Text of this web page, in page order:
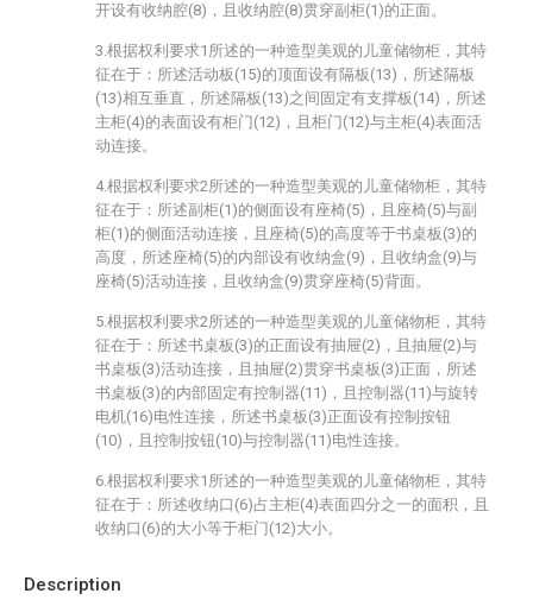
Description
开设有收纳腔(8)，且收纳腔(8)贯穿副柜(1)的正面。
3.根据权利要求1所述的一种造型美观的儿童储物柜，其特
征在于：所述活动板(15)的顶面设有隔板(13)，所述隔板
(13)相互垂直，所述隔板(13)之间固定有支撑板(14)，所述
主柜(4)的表面设有柜门(12)，且柜门(12)与主柜(4)表面活
动连接。
4.根据权利要求2所述的一种造型美观的儿童储物柜，其特
征在于：所述副柜(1)的侧面设有座椅(5)，且座椅(5)与副
柜(1)的侧面活动连接，且座椅(5)的高度等于书桌板(3)的
高度，所述座椅(5)的内部设有收纳盒(9)，且收纳盒(9)与
座椅(5)活动连接，且收纳盒(9)贯穿座椅(5)背面。
5.根据权利要求2所述的一种造型美观的儿童储物柜，其特
征在于：所述书桌板(3)的正面设有抽屉(2)，且抽屉(2)与
书桌板(3)活动连接，且抽屉(2)贯穿书桌板(3)正面，所述
书桌板(3)的内部固定有控制器(11)，且控制器(11)与旋转
电机(16)电性连接，所述书桌板(3)正面设有控制按钮
(10)，且控制按钮(10)与控制器(11)电性连接。
6.根据权利要求1所述的一种造型美观的儿童储物柜，其特
征在于：所述收纳口(6)占主柜(4)表面四分之一的面积，且
收纳口(6)的大小等于柜门(12)大小。